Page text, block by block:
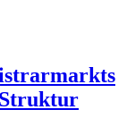
Struktur